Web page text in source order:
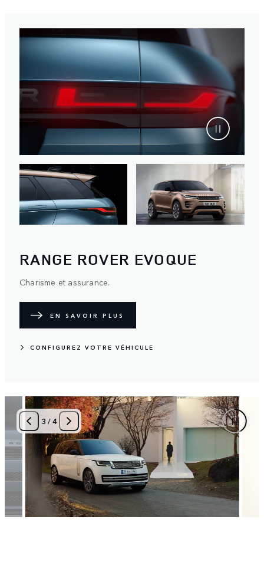
RANGE ROVER EVOQUE
Charisme et assurance.
EN SAVOIR PLUS
CONFIGUREZ VOTRE VÉHICULE
4/4